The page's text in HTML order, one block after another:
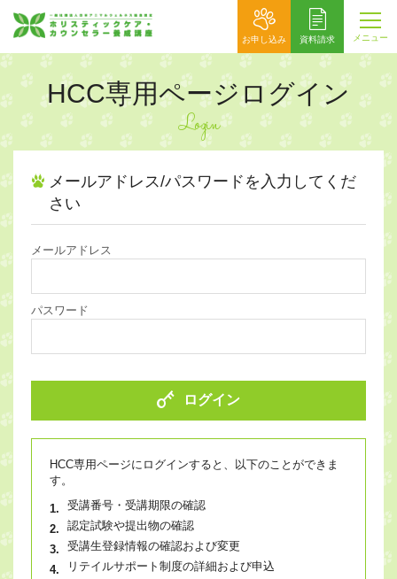
お申し込み 資料請求 メニュー
HCC専用ページログイン
Login
メールアドレス/パスワードを入力してくだ
さい
メールアドレス
パスワード
ログイン
HCC専用ページにログインすると、以下のことができま
す。
受講番号・受講期限の確認
認定試験や提出物の確認
受講生登録情報の確認および変更
リテイルサポート制度の詳細および申込